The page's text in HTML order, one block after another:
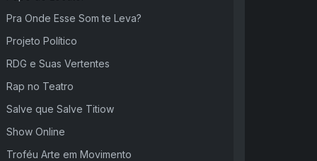
Pra Onde Esse Som te Leva?
Projeto Político
RDG e Suas Vertentes
Rap no Teatro
Salve que Salve Titiow
Show Online
Troféu Arte em Movimento